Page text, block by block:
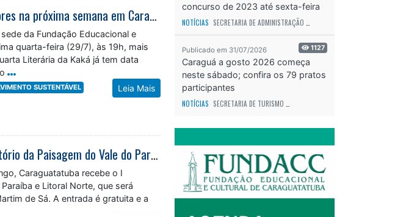
Quarta Literária promove encontro de ilustradores na próxima semana em Caraguatatuba
da Fundação Educacional e
quarta-feira (29/7), às 19h, mais
Literária da Kaká já tem data
Leia Mais
SUSTENTÁVEL
Caraguatatuba recebe I Congresso do Observatório da Paisagem do Vale do Paraíba e Litoral Norte
Caraguatatuba recebe o I
e Litoral Norte, que será
de Sá. A entrada é gratuita e a
concurso de 2023 até sexta-feira
(17)
NOTÍCIAS SECRETARIA DE ADMINISTRAÇÃO
Publicado em 31/07/2026 1127
Caraguá a gosto 2026 começa
neste sábado; confira os 79 pratos
participantes
NOTÍCIAS SECRETARIA DE TURISMO